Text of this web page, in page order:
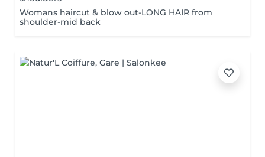
Womans haircut & blow out-LONG HAIR from
shoulder-mid back